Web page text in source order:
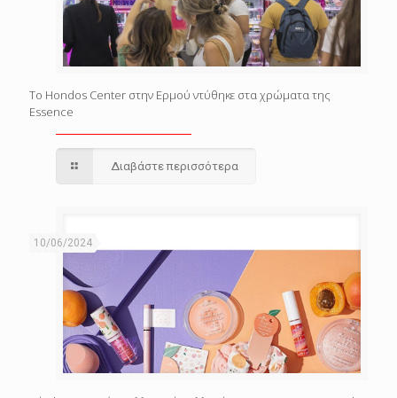
Το Hondos Center στην Ερμού ντύθηκε στα χρώματα της
Essence
Διαβάστε περισσότερα
10/06/2024